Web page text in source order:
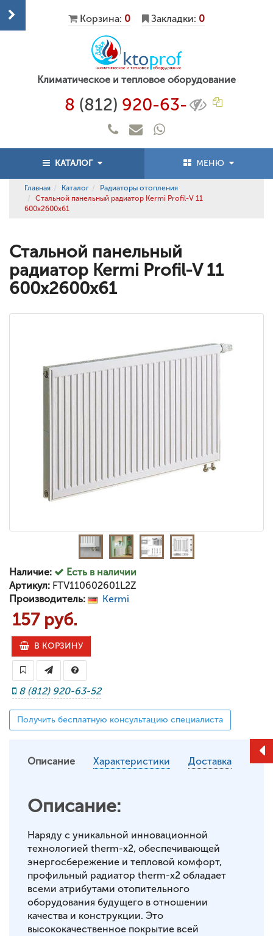
Корзина: 0 Закладки: 0
Климатическое и тепловое оборудование
8 (812) 920-63-
КАТАЛОГ МЕНЮ
Главная Каталог
Радиаторы отопления
Стальной панельный радиатор Kermi Profil-V 11
600x2600x61
Стальной панельный
радиатор Kermi Profil-V 11
600x2600x61
Наличие:
Есть в наличии
Артикул: FTV110602601L2Z
Производитель:
Kermi
157 руб.
В КОРЗИНУ
8 (812) 920-63-52
Получить бесплатную консультацию специалиста
Описание Характеристики Доставка
Описание:
Наряду с уникальной инновационной
технологией therm-x2, обеспечивающей
энергосбережение и тепловой комфорт,
профильный радиатор therm-x2 обладает
всеми атрибутами отопительного
оборудования будущего в отношении
качества и конструкции. Это
высококачественное покрытие всей